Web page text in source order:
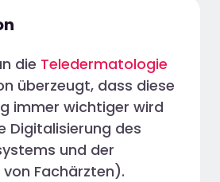
die Teledermatologie
überzeugt, dass diese
immer wichtiger wird
Digitalisierung des
und der
Fachärzten).